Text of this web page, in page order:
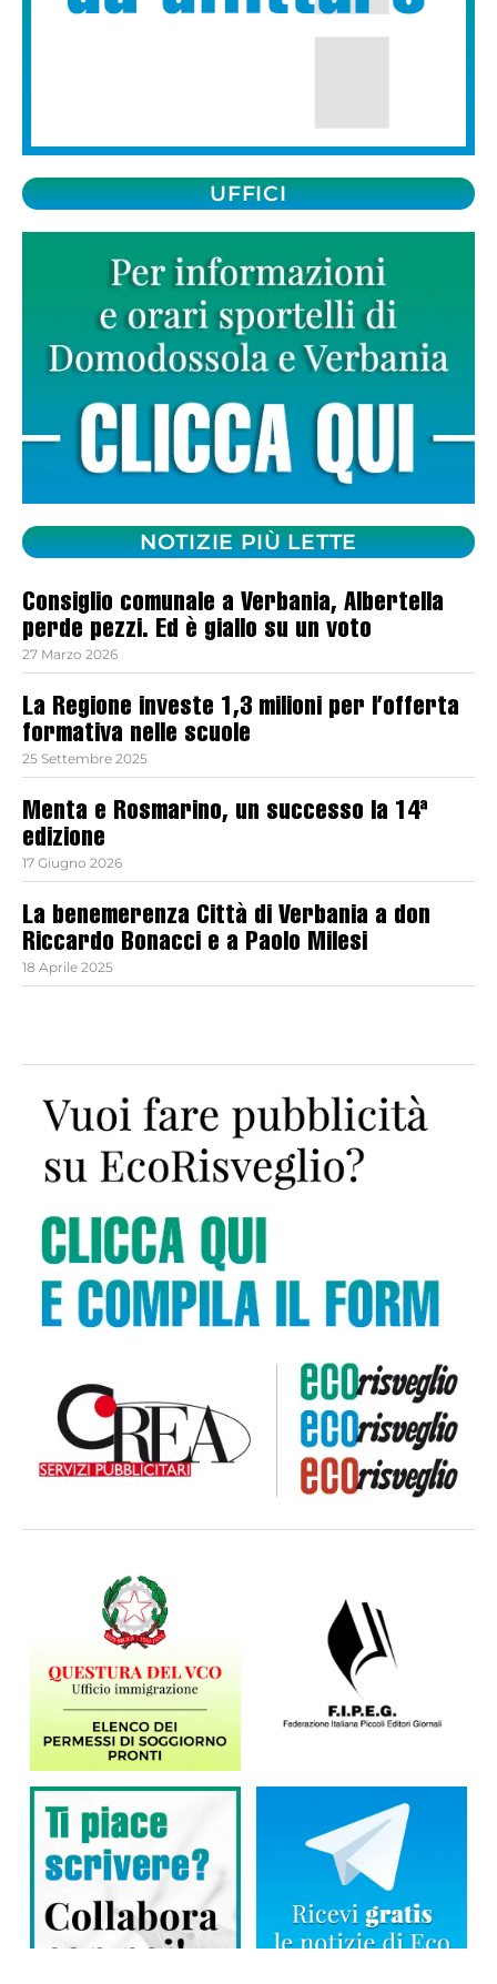
UFFICI
NOTIZIE PIÙ LETTE
Consiglio comunale a Verbania, Albertella
perde pezzi. Ed è giallo su un voto
27 Marzo 2026
La Regione investe 1,3 milioni per l’offerta
formativa nelle scuole
25 Settembre 2025
Menta e Rosmarino, un successo la 14ª
edizione
17 Giugno 2026
La benemerenza Città di Verbania a don
Riccardo Bonacci e a Paolo Milesi
18 Aprile 2025